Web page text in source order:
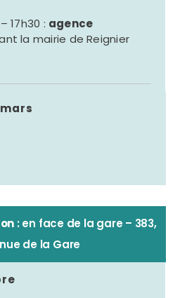
17h30 : agence
la mairie de Reignier
: en face de la gare – 383,
de la Gare